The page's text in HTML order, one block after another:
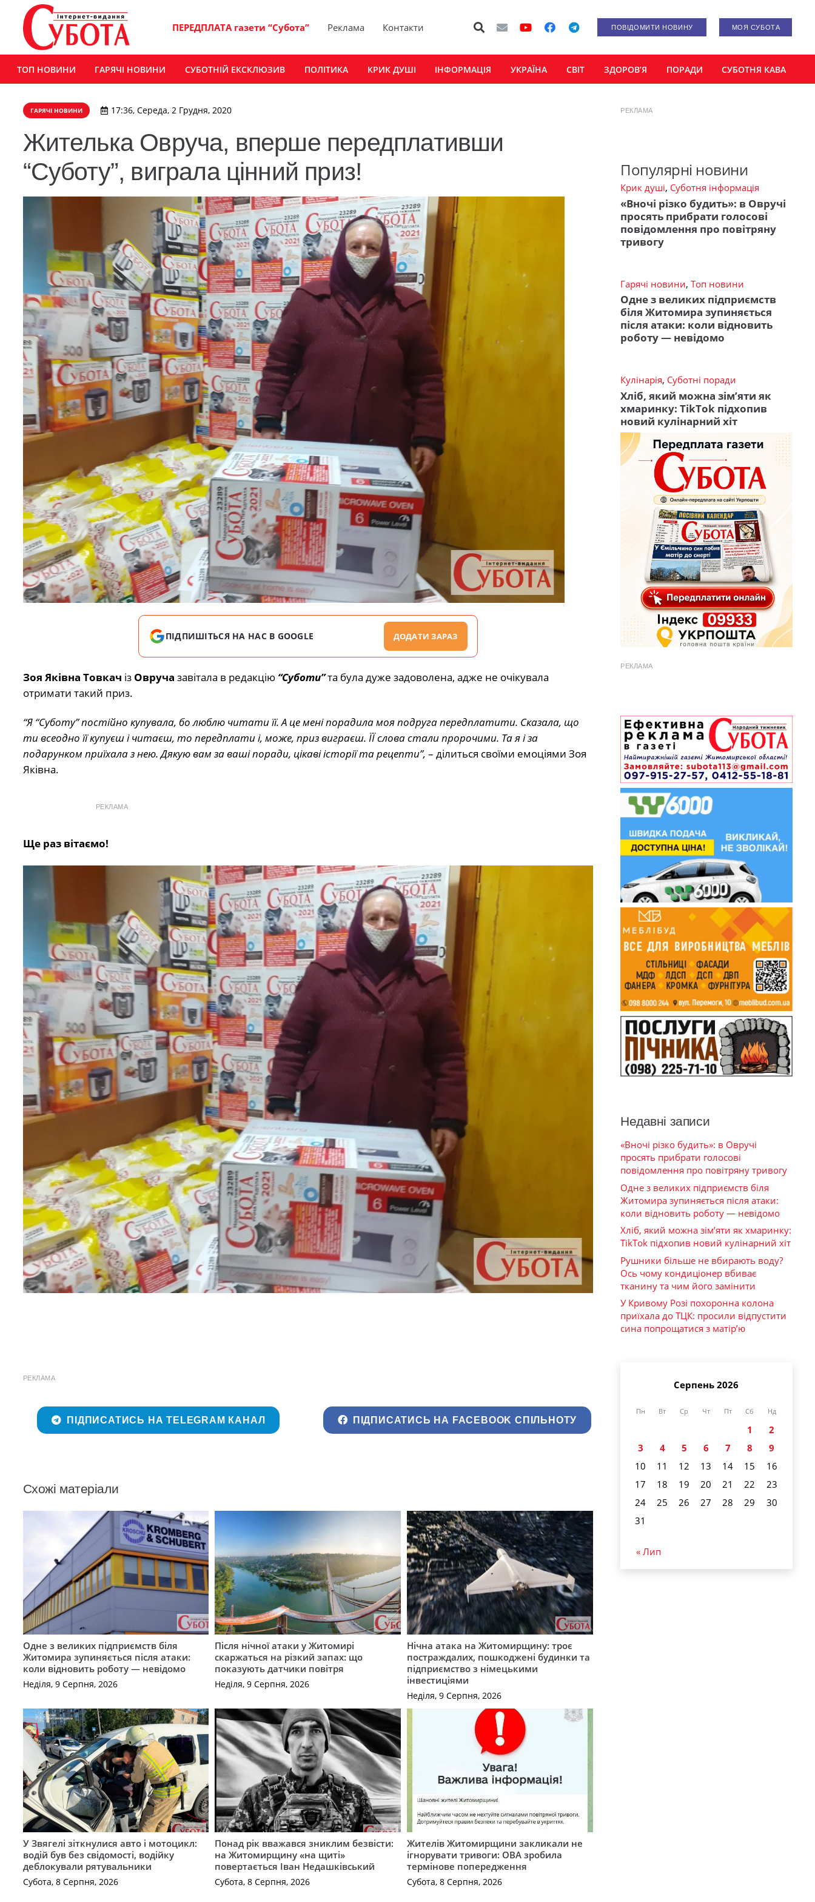
ПЕРЕДПЛАТА газети “Субота” Реклама Контакти ПОВІДОМИТИ НОВИНУ МОЯ СУБОТА
ТОП НОВИНИ ГАРЯЧІ НОВИНИ СУБОТНІЙ ЕКСКЛЮЗИВ ПОЛІТИКА КРИК ДУШІ ІНФОРМАЦІЯ УКРАЇНА СВІТ ЗДОРОВ’Я ПОРАДИ СУБОТНЯ КАВА
ГАРЯЧІ НОВИНИ 17:36, Середа, 2 Грудня, 2020
Жителька Овруча, вперше передплативши
“Суботу”, виграла цінний приз!
ПІДПИШІТЬСЯ НА НАС В GOOGLE ДОДАТИ ЗАРАЗ
Зоя Яківна Товкач із Овруча завітала в редакцію “Суботи”та була дуже задоволена, адже не очікувала
отримати такий приз.
“Я “Суботу” постійно купувала, бо люблю читати її. А це мені порадила моя подруга передплатити. Сказала, що
ти всеодно її купуєш і читаєш, то передплати і, може, приз виграєш. ЇЇ слова стали пророчими. Та я і за
подарунком приїхала з нею. Дякую вам за ваші поради, цікаві історії та рецепти”, – ділиться своїми емоціями Зоя
Яківна.
РЕКЛАМА
Ще раз вітаємо!
РЕКЛАМА
ПІДПИСАТИСЬ НА TELEGRAM КАНАЛ ПІДПИСАТИСЬ НА FACEBOOK СПІЛЬНОТУ
Схожі матеріали
Одне з великих підприємств біля
Житомира зупиняється після атаки:
коли відновить роботу — невідомо
Неділя, 9 Серпня, 2026
Після нічної атаки у Житомирі
скаржаться на різкий запах: що
показують датчики повітря
Неділя, 9 Серпня, 2026
Нічна атака на Житомирщину: троє
постраждалих, пошкоджені будинки та
підприємство з німецькими
інвестиціями
Неділя, 9 Серпня, 2026
У Звягелі зіткнулися авто і мотоцикл:
водій був без свідомості, водійку
деблокували рятувальники
Субота, 8 Серпня, 2026
Понад рік вважався зниклим безвісти:
на Житомирщину «на щиті»
повертається Іван Недашківський
Субота, 8 Серпня, 2026
Жителів Житомирщини закликали не
ігнорувати тривоги: ОВА зробила
термінове попередження
Субота, 8 Серпня, 2026
РЕКЛАМА
Популярні новини
Крик душі, Суботня інформація
«Вночі різко будить»: в Овручі
просять прибрати голосові
повідомлення про повітряну
тривогу
Гарячі новини, Топ новини
Одне з великих підприємств
біля Житомира зупиняється
після атаки: коли відновить
роботу — невідомо
Кулінарія, Суботні поради
Хліб, який можна зім’яти як
хмаринку: TikTok підхопив
новий кулінарний хіт
РЕКЛАМА
Недавні записи
«Вночі різко будить»: в Овручі
просять прибрати голосові
повідомлення про повітряну тривогу
Одне з великих підприємств біля
Житомира зупиняється після атаки:
коли відновить роботу — невідомо
Хліб, який можна зім’яти як хмаринку:
TikTok підхопив новий кулінарний хіт
Рушники більше не вбирають воду?
Ось чому кондиціонер вбиває
тканину та чим його замінити
У Кривому Розі похоронна колона
приїхала до ТЦК: просили відпустити
сина попрощатися з матір’ю
Серпень 2026
Пн Вт Ср Чт Пт Сб Нд
1
2
3
4 5 6 7 8
9
10
11 12 13 14 15
16
17
18 19 20 21 22
23
24
25 26 27 28 29
30
31
« Лип